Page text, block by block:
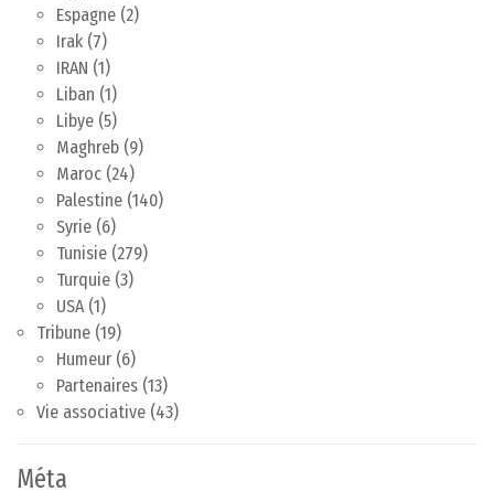
Espagne (2)
Irak (7)
IRAN (1)
Liban (1)
Libye (5)
Maghreb (9)
Maroc (24)
Palestine (140)
Syrie (6)
Tunisie (279)
Turquie (3)
USA(1)
Tribune (19)
Humeur (6)
Partenaires (13)
Vie associative (43)
Méta